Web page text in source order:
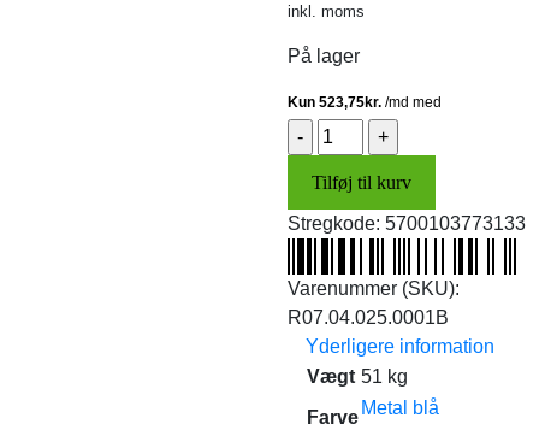
inkl. moms
På lager
Tag
(metal
blå)
antal
Tilføj til kurv
Stregkode: 5700103773133
Varenummer (SKU):
R07.04.025.0001B
Yderligere information
Vægt 51 kg
Farve Metal blå